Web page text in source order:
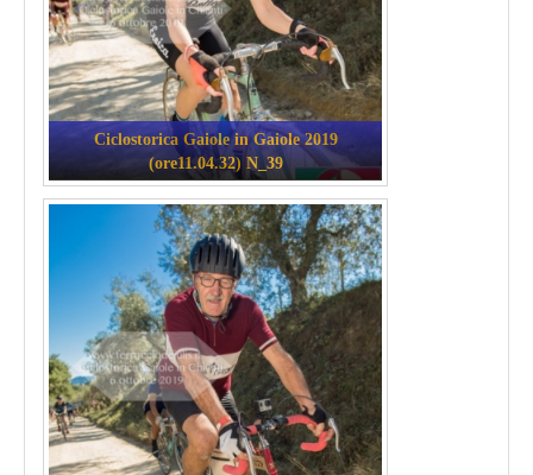
Ciclostorica Gaiole in Gaiole 2019
(ore11.04.32) N_39